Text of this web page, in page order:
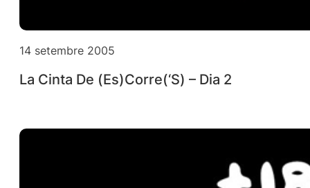
14 setembre 2005
La Cinta De (Es)Corre(‘S) – Dia 2